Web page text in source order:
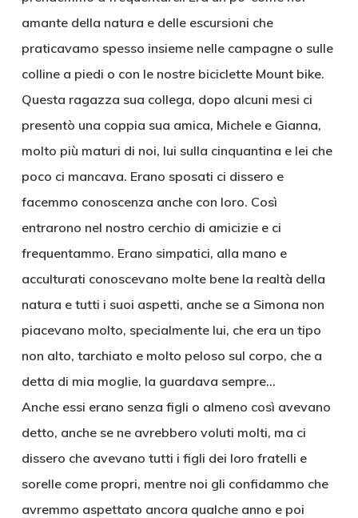
amante della natura e delle escursioni che
praticavamo spesso insieme nelle campagne o sulle
colline a piedi o con le nostre biciclette Mount bike.
Questa ragazza sua collega, dopo alcuni mesi ci
presentò una coppia sua amica, Michele e Gianna,
molto più maturi di noi, lui sulla cinquantina e lei che
poco ci mancava. Erano sposati ci dissero e
facemmo conoscenza anche con loro. Così
entrarono nel nostro cerchio di amicizie e ci
frequentammo. Erano simpatici, alla mano e
acculturati conoscevano molte bene la realtà della
natura e tutti i suoi aspetti, anche se a Simona non
piacevano molto, specialmente lui, che era un tipo
non alto, tarchiato e molto peloso sul corpo, che a
detta di mia moglie, la guardava sempre…
Anche essi erano senza figli o almeno così avevano
detto, anche se ne avrebbero voluti molti, ma ci
dissero che avevano tutti i figli dei loro fratelli e
sorelle come propri, mentre noi gli confidammo che
avremmo aspettato ancora qualche anno e poi